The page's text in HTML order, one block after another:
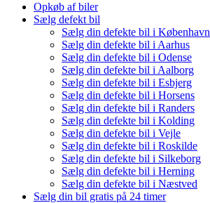
Opkøb af biler
Sælg defekt bil
Sælg din defekte bil i København
Sælg din defekte bil i Aarhus
Sælg din defekte bil i Odense
Sælg din defekte bil i Aalborg
Sælg din defekte bil i Esbjerg
Sælg din defekte bil i Horsens
Sælg din defekte bil i Randers
Sælg din defekte bil i Kolding
Sælg din defekte bil i Vejle
Sælg din defekte bil i Roskilde
Sælg din defekte bil i Silkeborg
Sælg din defekte bil i Herning
Sælg din defekte bil i Næstved
Sælg din bil gratis på 24 timer